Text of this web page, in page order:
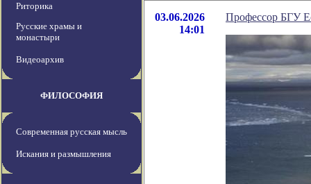
Риторика
Русские храмы и
монастыри
Видеоархив
ФИЛОСОФИЯ
Современная русская мысль
Искания и размышления
03.06.2026
14:01
Профессор БГУ